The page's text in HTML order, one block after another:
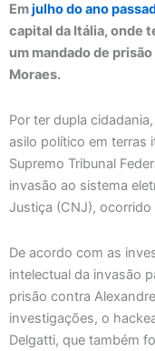
Emjulho do ano
capital da Itália, onde
um mandado de
Moraes.
Por ter dupla
asilo político em terras
Supremo Tribunal
invasão ao sistema
Justiça (CNJ),
De acordo com as
intelectual da invasão
prisão contra
investigações, o
Delgatti, que também